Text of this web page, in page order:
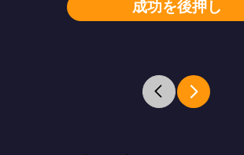
成功を後押し